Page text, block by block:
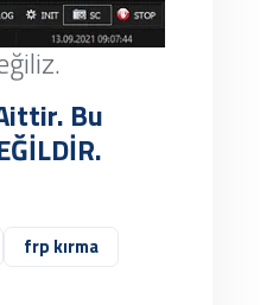
Bu
frp kırma